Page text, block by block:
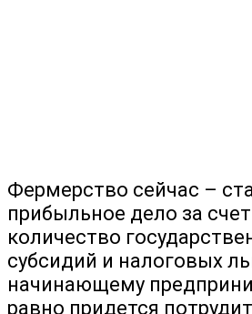
Фермерство сейчас –
прибыльное дело за
количество
субсидий и налоговых
начинающему
равно придется